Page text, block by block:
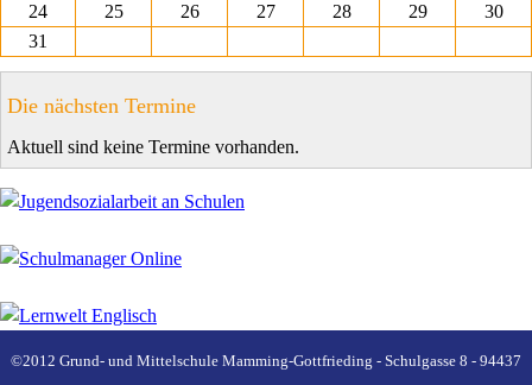
24
25 26 27 28 29
30
31
Die nächsten Termine
Aktuell sind keine Termine vorhanden.
©2012 Grund- und Mittelschule Mamming-Gottfrieding - Schulgasse 8 - 94437